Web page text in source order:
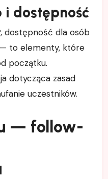
i dostępność
dostępność dla osób
— to elementy, które
początku.
dotycząca zasad
uczestników.
— follow-